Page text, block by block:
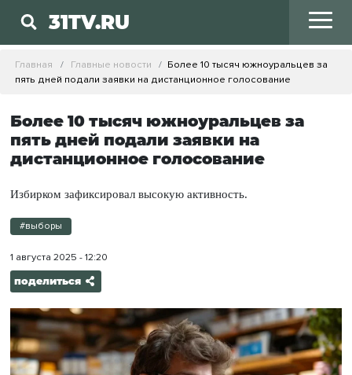
31TV.RU
Главная Главные новости
Более 10 тысяч южноуральцев за
пять дней подали заявки на дистанционное голосование
Более 10 тысяч южноуральцев за
пять дней подали заявки на
дистанционное голосование
Избирком зафиксировал высокую активность.
#выборы
1 августа 2025 - 12:20
поделиться